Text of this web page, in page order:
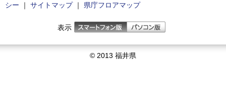
シー ｜ サイトマップ｜ 県庁フロアマップ
表示
© 2013 福井県